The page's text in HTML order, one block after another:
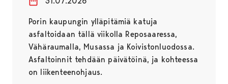
Porin kaupungin ylläpitämiä katuja
asfaltoidaan tällä viikolla Reposaaressa,
Vähäraumalla, Musassa ja Koivistonluodossa.
Asfaltoinnit tehdään päivätöinä, ja kohteessa
on liikenteenohjaus.